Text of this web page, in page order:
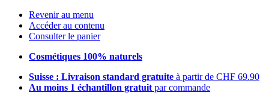
Revenir au menu
Accéder au contenu
Consulter le panier
Cosmétiques 100% naturels
Suisse : Livraison standard gratuite à partir de CHF 69.90
Au moins 1 échantillon gratuit par commande